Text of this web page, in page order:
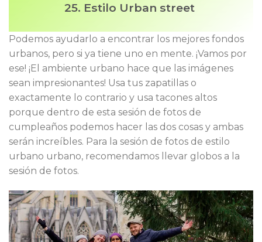
25. Estilo Urban street
Podemos ayudarlo a encontrar los mejores fondos
urbanos, pero si ya tiene uno en mente. ¡Vamos por
ese! ¡El ambiente urbano hace que las imágenes
sean impresionantes! Usa tus zapatillas o
exactamente lo contrario y usa tacones altos
porque dentro de esta sesión de fotos de
cumpleaños podemos hacer las dos cosas y ambas
serán increíbles. Para la sesión de fotos de estilo
urbano urbano, recomendamos llevar globos a la
sesión de fotos.